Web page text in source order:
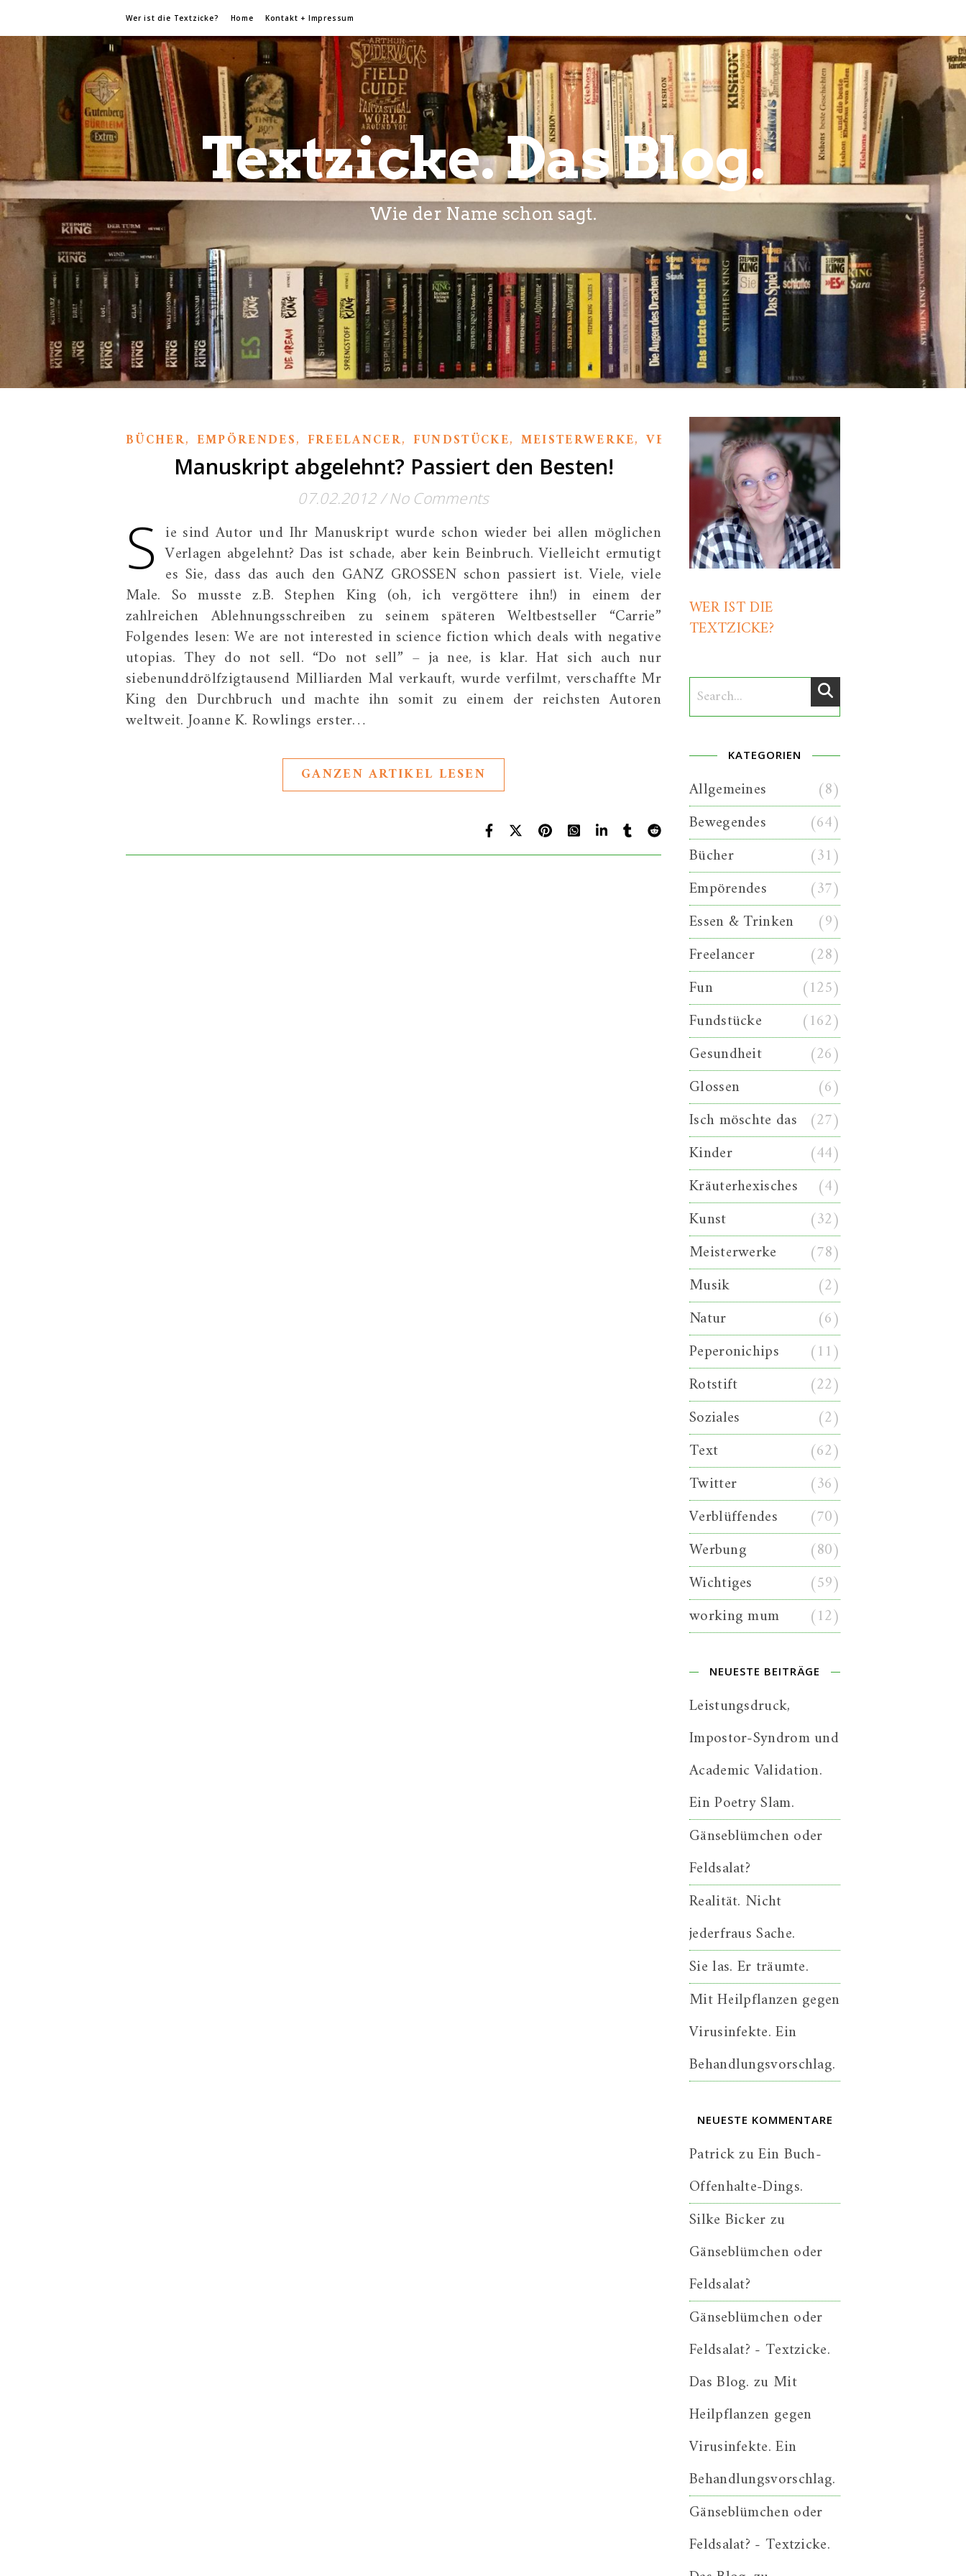
Wer ist die Textzicke? Home Kontakt + Impressum
Textzicke. Das Blog.
Wie der Name schon sagt.
BÜCHER, EMPÖRENDES, FREELANCER, FUNDSTÜCKE, MEISTERWERKE,VERBLÜFFENDES
Manuskript abgelehnt? Passiert den Besten!
07.02.2012 / No Comments
S ie sind Autor und Ihr Manuskript wurde schon wieder bei allen möglichen
Verlagen abgelehnt? Das ist schade, aber kein Beinbruch. Vielleicht ermutigt
es Sie, dass das auch den GANZ GROSSEN schon passiert ist. Viele, viele
Male. So musste z.B. Stephen King (oh, ich vergöttere ihn!) in einem der
zahlreichen Ablehnungsschreiben zu seinem späteren Weltbestseller “Carrie”
Folgendes lesen: We are not interested in science fiction which deals with negative
utopias. They do not sell. “Do not sell” – ja nee, is klar. Hat sich auch nur
siebenunddrölfzigtausend Milliarden Mal verkauft, wurde verfilmt, verschaffte Mr
King den Durchbruch und machte ihn somit zu einem der reichsten Autoren
weltweit. Joanne K. Rowlings erster…
GANZEN ARTIKEL LESEN
WER IST DIE
TEXTZICKE?
KATEGORIEN
Allgemeines
(8)
Bewegendes
(64)
Bücher
(31)
Empörendes
(37)
Essen & Trinken
(9)
Freelancer
(28)
Fun
(125)
Fundstücke
(162)
Gesundheit
(26)
Glossen
(6)
Isch möschte das (27)
Kinder
(44)
Kräuterhexisches
(4)
Kunst
(32)
Meisterwerke
(78)
Musik
(2)
Natur
(6)
Peperonichips
(11)
Rotstift
(22)
Soziales
(2)
Text
(62)
Twitter
(36)
Verblüffendes
(70)
Werbung
(80)
Wichtiges
(59)
working mum
(12)
NEUESTE BEITRÄGE
Leistungsdruck,
Impostor-Syndrom und
Academic Validation.
Ein Poetry Slam.
Gänseblümchen oder
Feldsalat?
Realität. Nicht
jederfraus Sache.
Sie las. Er träumte.
Mit Heilpflanzen gegen
Virusinfekte. Ein
Behandlungsvorschlag.
NEUESTE KOMMENTARE
PatrickzuEin Buch-
Offenhalte-Dings.
Silke Bickerzu
Gänseblümchen oder
Feldsalat?
Gänseblümchen oder
Feldsalat? - Textzicke.
Das Blog. zu Mit
Heilpflanzen gegen
Virusinfekte. Ein
Behandlungsvorschlag.
Gänseblümchen oder
Feldsalat? - Textzicke.